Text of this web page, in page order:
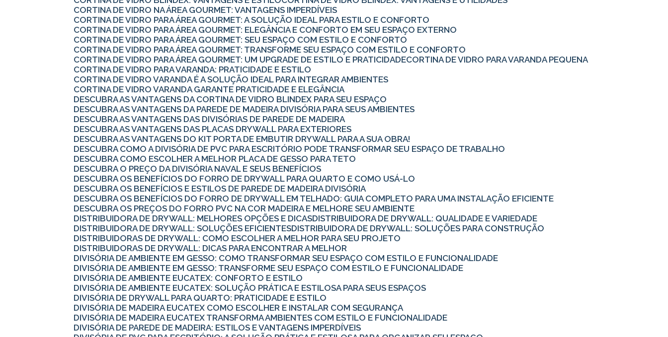
CORTINA DE VIDRO NA ÁREA GOURMET: VANTAGENS IMPERDÍVEIS
CORTINA DE VIDRO PARA ÁREA GOURMET: A SOLUÇÃO IDEAL PARA ESTILO E CONFORTO
CORTINA DE VIDRO PARA ÁREA GOURMET: ELEGÂNCIA E CONFORTO EM SEU ESPAÇO EXTERNO
CORTINA DE VIDRO PARA ÁREA GOURMET: SEU ESPAÇO COM ESTILO E CONFORTO
CORTINA DE VIDRO PARA ÁREA GOURMET: TRANSFORME SEU ESPAÇO COM ESTILO E CONFORTO
CORTINA DE VIDRO PARA ÁREA GOURMET: UM UPGRADE DE ESTILO E PRATICIDADE CORTINA DE VIDRO PARA VARANDA PEQUENA
CORTINA DE VIDRO PARA VARANDA: PRATICIDADE E ESTILO
CORTINA DE VIDRO VARANDA É A SOLUÇÃO IDEAL PARA INTEGRAR AMBIENTES
CORTINA DE VIDRO VARANDA GARANTE PRATICIDADE E ELEGÂNCIA
DESCUBRA AS VANTAGENS DA CORTINA DE VIDRO BLINDEX PARA SEU ESPAÇO
DESCUBRA AS VANTAGENS DA PAREDE DE MADEIRA DIVISÓRIA PARA SEUS AMBIENTES
DESCUBRA AS VANTAGENS DAS DIVISÓRIAS DE PAREDE DE MADEIRA
DESCUBRA AS VANTAGENS DAS PLACAS DRYWALL PARA EXTERIORES
DESCUBRA AS VANTAGENS DO KIT PORTA DE EMBUTIR DRYWALL PARA A SUA OBRA!
DESCUBRA COMO A DIVISÓRIA DE PVC PARA ESCRITÓRIO PODE TRANSFORMAR SEU ESPAÇO DE TRABALHO
DESCUBRA COMO ESCOLHER A MELHOR PLACA DE GESSO PARA TETO
DESCUBRA O PREÇO DA DIVISÓRIA NAVAL E SEUS BENEFÍCIOS
DESCUBRA OS BENEFÍCIOS DO FORRO DE DRYWALL PARA QUARTO E COMO USÁ-LO
DESCUBRA OS BENEFÍCIOS E ESTILOS DE PAREDE DE MADEIRA DIVISÓRIA
DESCUBRA OS BENEFÍCIOS DO FORRO DE DRYWALL EM TELHADO: GUIA COMPLETO PARA UMA INSTALAÇÃO EFICIENTE
DESCUBRA OS PREÇOS DO FORRO PVC NA COR MADEIRA E MELHORE SEU AMBIENTE
DISTRIBUIDORA DE DRYWALL: MELHORES OPÇÕES E DICAS
DISTRIBUIDORA DE DRYWALL: QUALIDADE E VARIEDADE
DISTRIBUIDORA DE DRYWALL: SOLUÇÕES EFICIENTES
DISTRIBUIDORA DE DRYWALL: SOLUÇÕES PARA CONSTRUÇÃO
DISTRIBUIDORAS DE DRYWALL: COMO ESCOLHER A MELHOR PARA SEU PROJETO
DISTRIBUIDORAS DE DRYWALL: DICAS PARA ENCONTRAR A MELHOR
DIVISÓRIA DE AMBIENTE EM GESSO: COMO TRANSFORMAR SEU ESPAÇO COM ESTILO E FUNCIONALIDADE
DIVISÓRIA DE AMBIENTE EM GESSO: TRANSFORME SEU ESPAÇO COM ESTILO E FUNCIONALIDADE
DIVISÓRIA DE AMBIENTE EUCATEX: CONFORTO E ESTILO
DIVISÓRIA DE AMBIENTE EUCATEX: SOLUÇÃO PRÁTICA E ESTILOSA PARA SEUS ESPAÇOS
DIVISÓRIA DE DRYWALL PARA QUARTO: PRATICIDADE E ESTILO
DIVISÓRIA DE MADEIRA EUCATEX COMO ESCOLHER E INSTALAR COM SEGURANÇA
DIVISÓRIA DE MADEIRA EUCATEX TRANSFORMA AMBIENTES COM ESTILO E FUNCIONALIDADE
DIVISÓRIA DE PAREDE DE MADEIRA: ESTILOS E VANTAGENS IMPERDÍVEIS